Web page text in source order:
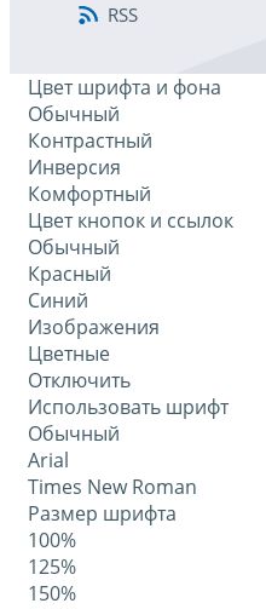
RSS
Цвет шрифта и фона
Обычный
Контрастный
Инверсия
Комфортный
Цвет кнопок и ссылок
Обычный
Красный
Синий
Изображения
Цветные
Отключить
Использовать шрифт
Обычный
Arial
Times New Roman
Размер шрифта
100%
125%
150%